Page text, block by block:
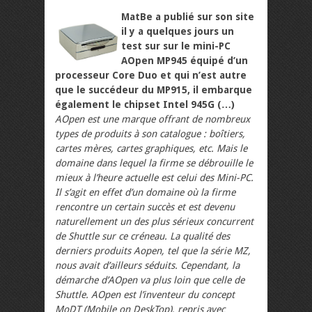
MatBe a publié sur son site
il y a quelques jours un
test sur sur le mini-PC
AOpen MP945 équipé d’un
processeur Core Duo et qui n’est autre
que le succédeur du MP915, il embarque
également le chipset Intel 945G (…)
AOpen est une marque offrant de nombreux
types de produits à son catalogue : boîtiers,
cartes mères, cartes graphiques, etc. Mais le
domaine dans lequel la firme se débrouille le
mieux à l’heure actuelle est celui des Mini-PC.
Il s’agit en effet d’un domaine où la firme
rencontre un certain succès et est devenu
naturellement un des plus sérieux concurrent
de Shuttle sur ce créneau. La qualité des
derniers produits Aopen, tel que la série MZ,
nous avait d’ailleurs séduits. Cependant, la
démarche d’AOpen va plus loin que celle de
Shuttle. AOpen est l’inventeur du concept
MoDT (Mobile on DeskTop), repris avec